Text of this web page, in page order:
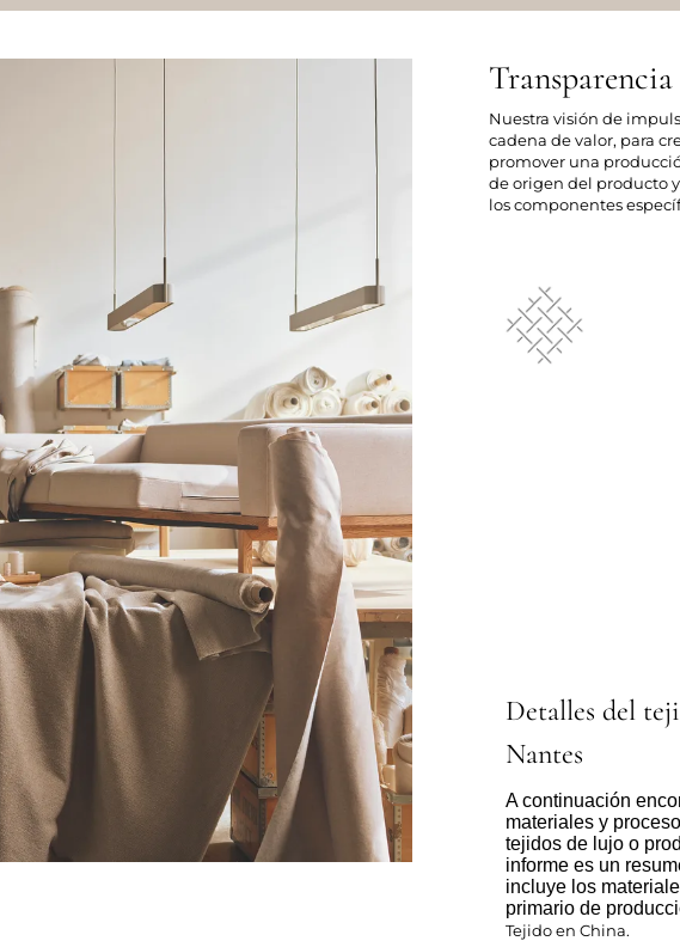
Nuestra visión de
cadena de valor, para
promover una
de origen del producto
los componentes
Detalles del
Nantes
A continuación
materiales y
tejidos de lujo o
informe es un
incluye los
primario de
Tejido en China.